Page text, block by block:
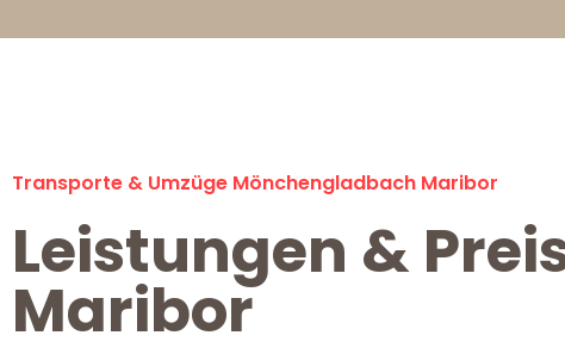
Transporte & Umzüge Mönchengladbach Maribor
Leistungen &
Maribor